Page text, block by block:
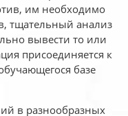
им необходимо
тщательный анализ
вывести то или
присоединяется к
базе
в разнообразных